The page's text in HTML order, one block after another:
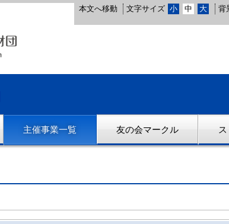
本文へ移動 文字サイズ 小 中 大 背
主催事業一覧 友の会マークル